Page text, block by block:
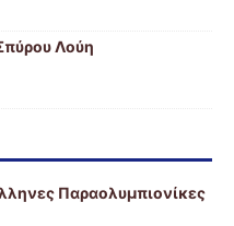
Λούη
Παραολυμπιονίκες